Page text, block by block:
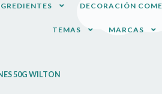
DECORACIÓN
TEMAS MARCAS
50G WILTON